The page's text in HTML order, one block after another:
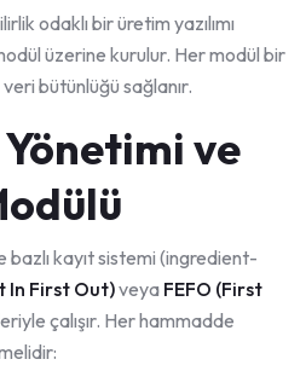
odaklı bir üretim yazılımı
üzerine kurulur. Her modül bir
bütünlüğü sağlanır.
ve
kayıt sistemi (ingredient-
In First Out)veya FEFO (First
çalışır. Her hammadde